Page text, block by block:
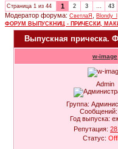
Страница 1 из 44 1 2 3 … 43
Модератор форума: СветлаЯ
Blondy_l
ФОРУМ ВЫПУСКНИЦ - ПРИЧЕСКИ,
Выпускная прическа.
w-image
Admin
Группа:
Сообщений:
Год выпуска:
Репутация: 28
Статус: